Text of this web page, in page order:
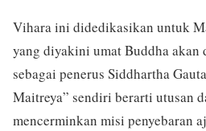
Vihara ini didedikasikan untuk
yang diyakini umat Buddha akan
sebagai penerus Siddhartha
Maitreya” sendiri berarti utusan
mencerminkan misi penyebaran